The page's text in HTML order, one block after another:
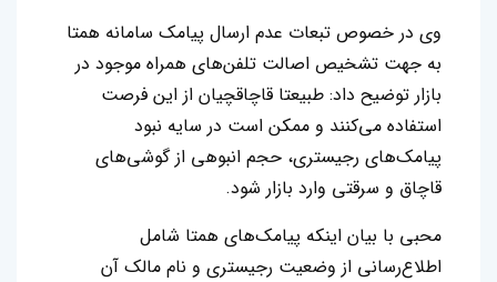
وی در خصوص تبعات عدم ارسال پیامک سامانه همتا
به جهت تشخیص اصالت تلفن‌های همراه موجود در
بازار توضیح داد: طبیعتا قاچاقچیان از این فرصت
استفاده می‌کنند و ممکن است در سایه نبود
پیامک‌های رجیستری، حجم انبوهی از گوشی‌های
قاچاق و سرقتی وارد بازار شود.
محبی با بیان اینکه پیامک‌های همتا شامل
اطلاع‌رسانی از وضعیت رجیستری و نام مالک آن